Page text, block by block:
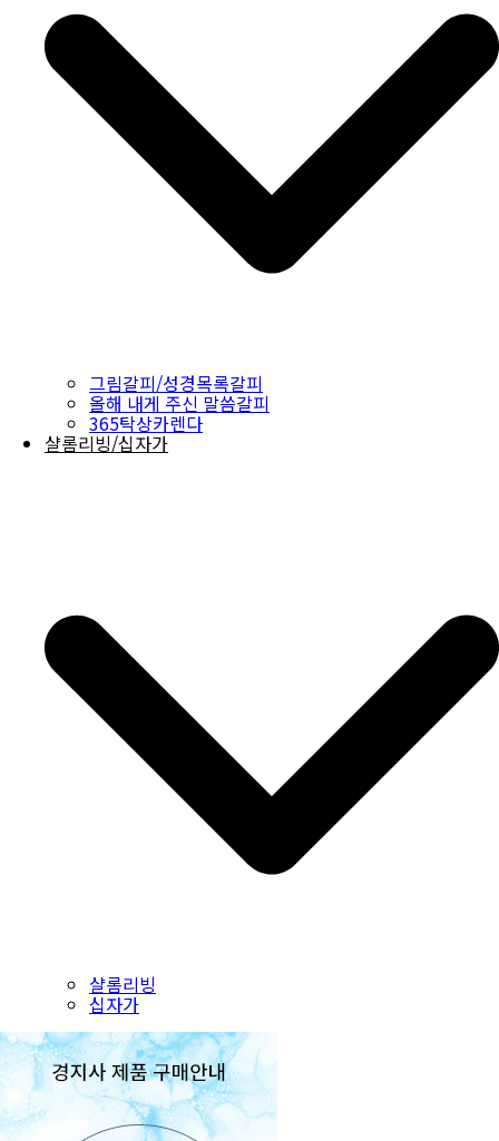
그림갈피/성경목록갈피
올해 내게 주신 말씀갈피
365탁상카렌다
샬롬리빙/십자가
샬롬리빙
십자가